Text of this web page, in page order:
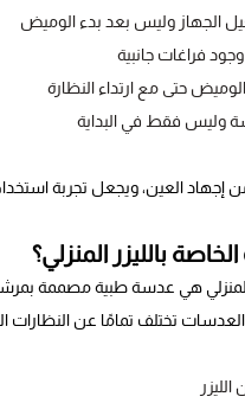
الجهاز وليس بعد بدء الوميض
فراغات جانبية
حتى مع ارتداء النظارة
وليس فقط في البداية
العين، ويجعل تجربة استخدام
بالليزر المنزلي؟
المنزلي هي عدسة طبية مصممة